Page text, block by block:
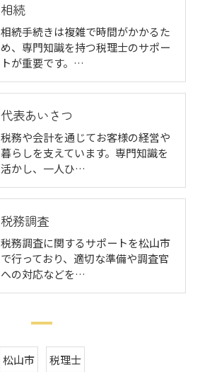
相続
相続手続きは複雑で時間がかかるた
め、専門知識を持つ税理士のサポー
トが重要です。…
代表あいさつ
税務や会計を通じてお客様の経営や
暮らしを支えています。専門知識を
活かし、一人ひ…
税務調査
税務調査に関するサポートを松山市
で行っており、適切な準備や調査官
への対応などを…
松山市 税理士